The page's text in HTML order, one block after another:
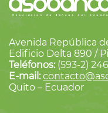
Avenida República
Edificio Delta 890 /
Teléfonos:(593-2)
E-mail:
Quito – Ecuador